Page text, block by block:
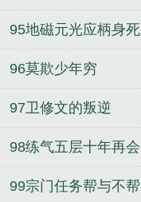
95地磁元光应柄身死
96莫欺少年穷
97卫修文的叛逆
98练气五层十年再会
99宗门任务帮与不帮